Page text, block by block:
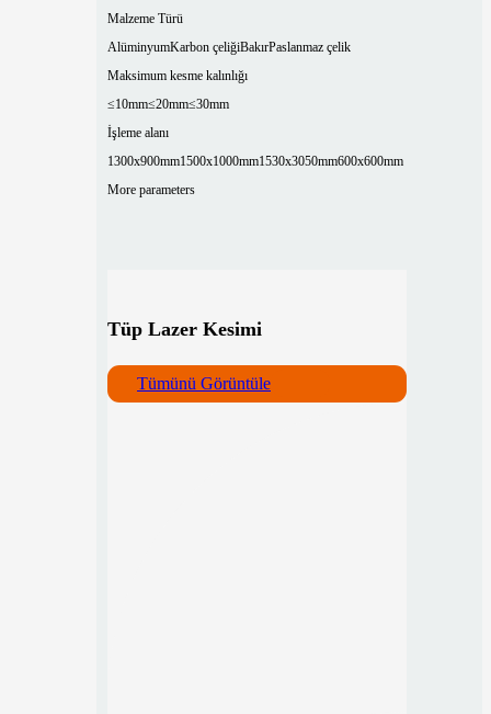
Malzeme Türü
AlüminyumKarbon çeliğiBakırPaslanmaz çelik
Maksimum kesme kalınlığı
≤10mm≤20mm≤30mm
İşleme alanı
1300x900mm1500x1000mm1530x3050mm600x600mm
More parameters
Tüp Lazer Kesimi
Tümünü Görüntüle